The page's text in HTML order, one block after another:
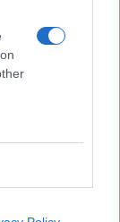
συμφωνίες